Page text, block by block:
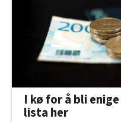
I kø for å bli
lista her